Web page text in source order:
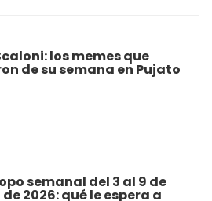
los memes que
de su semana en Pujato
semanal del 3 al 9 de
2026: qué le espera a